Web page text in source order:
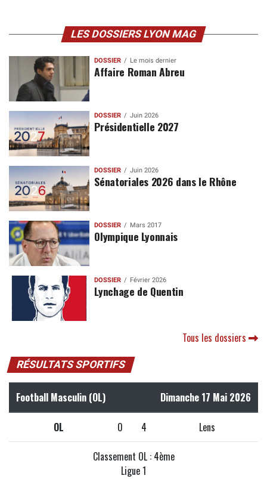
LES DOSSIERS LYON MAG
DOSSIER Le mois dernier
Affaire Roman Abreu
DOSSIER Juin 2026
Présidentielle 2027
DOSSIER Juin 2026
Sénatoriales 2026 dans le Rhône
DOSSIER Mars 2017
Olympique Lyonnais
DOSSIER Février 2026
Lynchage de Quentin
Tous les dossiers
RÉSULTATS SPORTIFS
Football Masculin (OL) Dimanche 17 Mai 2026
OL 0 4 Lens
Classement OL : 4ème
Ligue 1